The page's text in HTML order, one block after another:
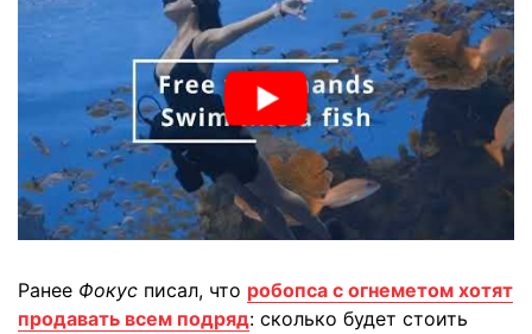
Ранее Фокус писал, что робопса с огнеметом хотят
продавать всем подряд: сколько будет стоить